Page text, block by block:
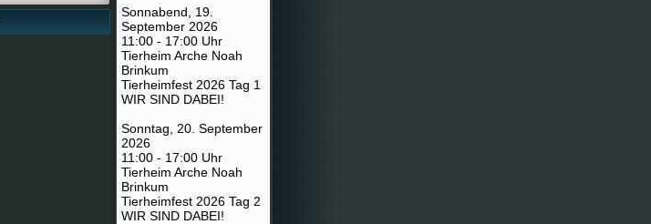
Sonnabend, 19.
September 2026
11:00 - 17:00 Uhr
Tierheim Arche Noah
Brinkum
Tierheimfest 2026 Tag 1
WIR SIND DABEI!
Sonntag, 20. September
2026
11:00 - 17:00 Uhr
Tierheim Arche Noah
Brinkum
Tierheimfest 2026 Tag 2
WIR SIND DABEI!